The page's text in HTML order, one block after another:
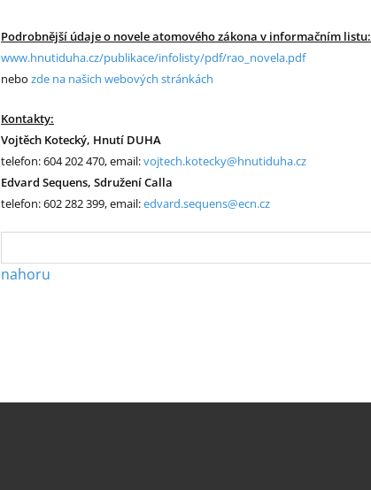
Podrobnější údaje o novele atomového zákona v informačním listu:
www.hnutiduha.cz/publikace/infolisty/pdf/rao_novela.pdf
nebozde na našich webových stránkách
Kontakty:
Vojtěch Kotecký, Hnutí DUHA
telefon: 604 202 470, email:vojtech.kotecky@hnutiduha.cz
Edvard Sequens, Sdružení Calla
telefon: 602 282 399, email:edvard.sequens@ecn.cz
nahoru